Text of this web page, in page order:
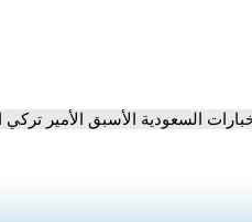
السعودية الأسبق الأمير